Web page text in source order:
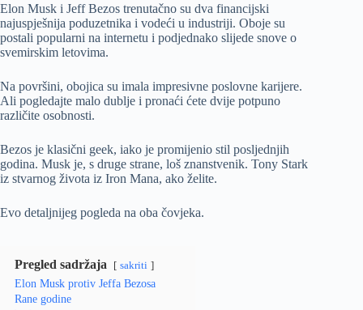
Elon Musk i Jeff Bezos trenutačno su dva financijski
najuspješnija poduzetnika i vodeći u industriji. Oboje su
postali popularni na internetu i podjednako slijede snove o
svemirskim letovima.
Na površini, obojica su imala impresivne poslovne karijere.
Ali pogledajte malo dublje i pronaći ćete dvije potpuno
različite osobnosti.
Bezos je klasični geek, iako je promijenio stil posljednjih
godina. Musk je, s druge strane, loš znanstvenik. Tony Stark
iz stvarnog života iz Iron Mana, ako želite.
Evo detaljnijeg pogleda na oba čovjeka.
Pregled sadržaja sakriti
Elon Musk protiv Jeffa Bezosa
Rane godine